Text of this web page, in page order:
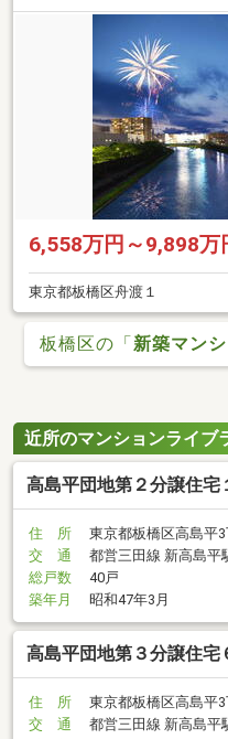
6,558万円～9,898万
東京都板橋区舟渡１
板橋区の「新築マン
近所のマンションライブ
高島平団地第２分譲住宅
住 所
東京都板橋区高島平
交 通
都営三田線 新高島平
総戸数
40戸
築年月
昭和47年3月
高島平団地第３分譲住宅
住 所
東京都板橋区高島平
交 通
都営三田線 新高島平